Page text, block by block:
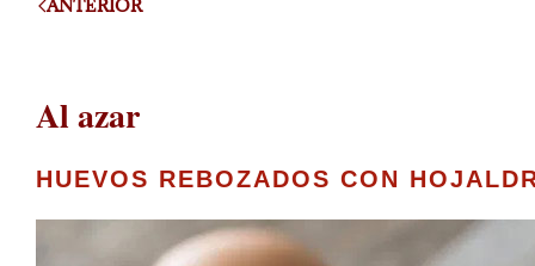
ANTERIOR
Al azar
HUEVOS REBOZADOS CON